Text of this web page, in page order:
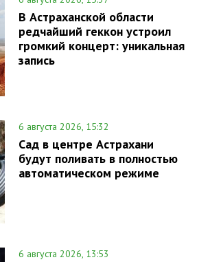
В Астраханской области
редчайший геккон устроил
громкий концерт: уникальная
запись
6 августа 2026, 15:32
Сад в центре Астрахани
будут поливать в полностью
автоматическом режиме
6 августа 2026, 13:53